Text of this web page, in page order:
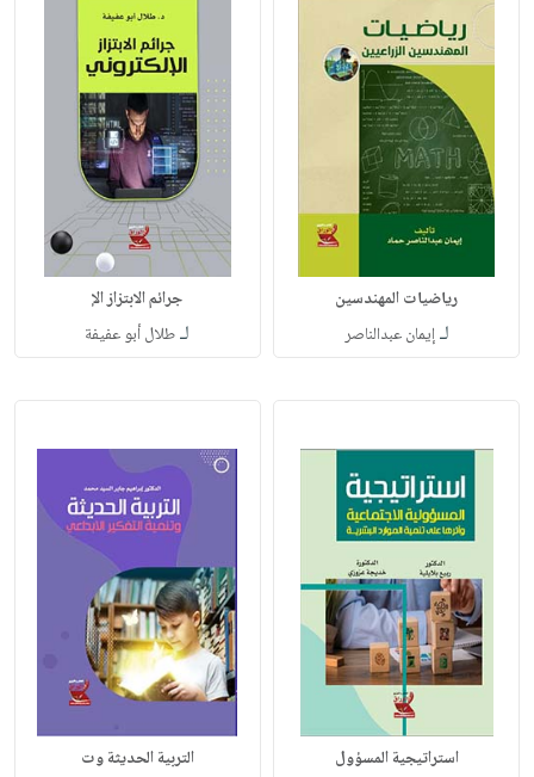
رياضيات المهندسين
لـإيمان عبدالناصر
جرائم الابتزاز الإ
لـطلال أبو عفيفة
استراتيجية المسؤول التربية الحديثة وت